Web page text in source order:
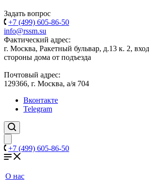
Задать вопрос
+7 (499) 605-86-50
info@rssm.su
Фактический адрес:
г. Москва, Ракетный бульвар, д.13 к. 2,
стороны дома от подъезда
Почтовый адрес:
129366, г. Москва, а/я 704
Вконтакте
Telegram
+7 (499) 605-86-50
О нас